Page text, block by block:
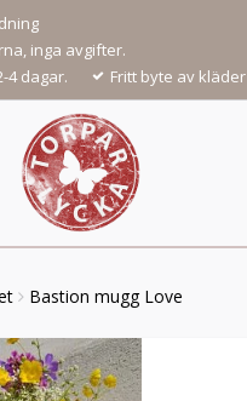
inga avgifter.
4 dagar.
Fritt byte av kläder
Bastion mugg Love